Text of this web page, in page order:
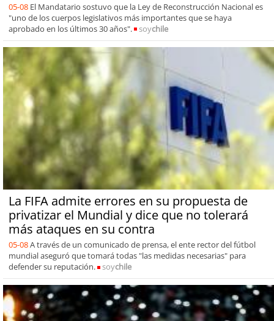
05-08 El Mandatario sostuvo que la Ley de Reconstrucción Nacional es
"uno de los cuerpos legislativos más importantes que se haya
aprobado en los últimos 30 años".
soychile
La FIFA admite errores en su propuesta de
privatizar el Mundial y dice que no tolerará
más ataques en su contra
05-08A través de un comunicado de prensa, el ente rector del fútbol
mundial aseguró que tomará todas "las medidas necesarias" para
defender su reputación.
soychile